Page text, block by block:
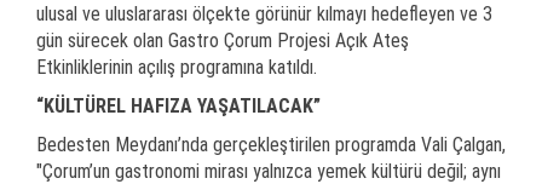
ulusal ve uluslararası ölçekte görünür kılmayı hedefleyen ve 3
gün sürecek olan Gastro Çorum Projesi Açık Ateş
Etkinliklerinin açılış programına katıldı.
“KÜLTÜREL HAFIZA YAŞATILACAK”
Bedesten Meydanı’nda gerçekleştirilen programda Vali Çalgan,
"Çorum’un gastronomi mirası yalnızca yemek kültürü değil; aynı